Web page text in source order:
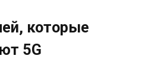
которые
5G